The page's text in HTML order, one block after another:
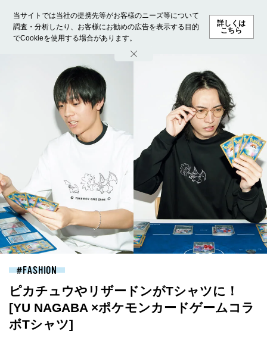
当サイトでは当社の提携先等がお客様のニーズ等について
調査・分析したり、お客様にお勧めの広告を表示する目的
でCookieを使用する場合があります。
詳しくは
こちら
ホーム モデル募集 ランキング ファッション ビューテ
FASHION
ピカチュウやリザードンがTシャツに！
[YU NAGABA ×ポケモンカードゲームコラ
ボTシャツ]